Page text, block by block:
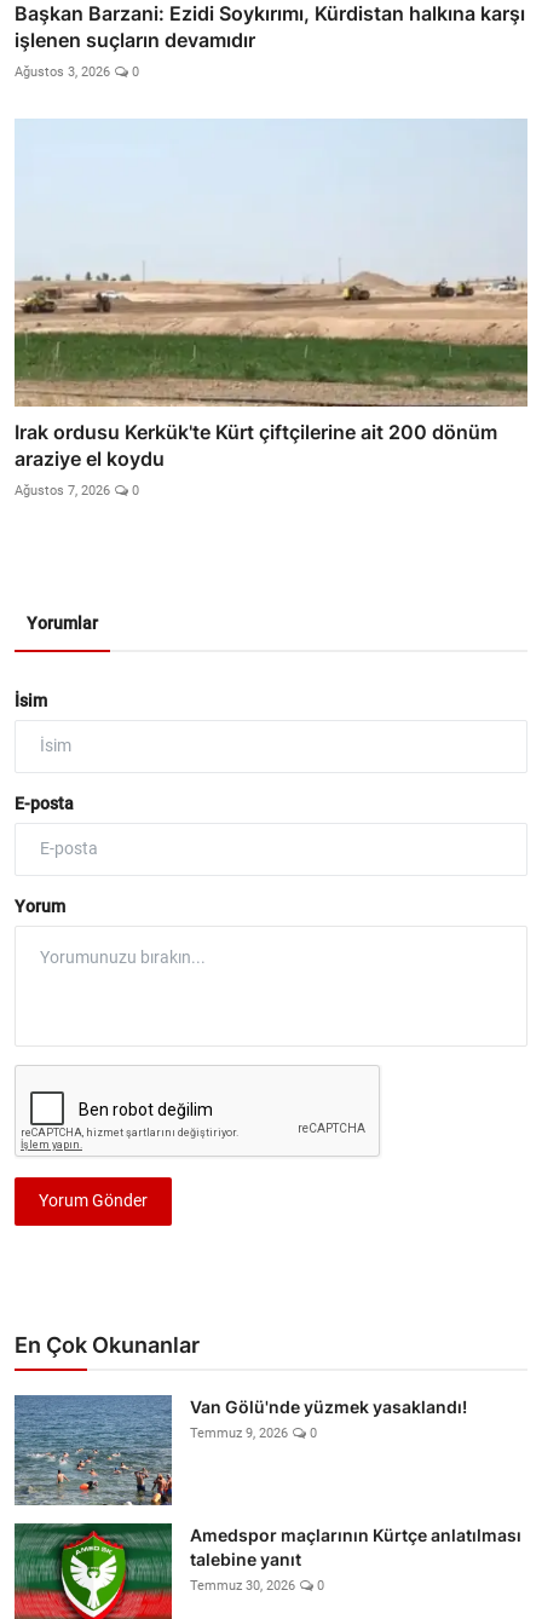
Başkan Barzani: Ezidi Soykırımı, Kürdistan halkına karşı
işlenen suçların devamıdır
Ağustos 3, 2026 0
Irak ordusu Kerkük'te Kürt çiftçilerine ait 200 dönüm
araziye el koydu
Ağustos 7, 2026 0
Yorumlar
İsim
E-posta
Yorum
Yorum Gönder
En Çok Okunanlar
Van Gölü'nde yüzmek yasaklandı!
Temmuz 9, 2026 0
Amedspor maçlarının Kürtçe anlatılması
talebine yanıt
Temmuz 30, 2026 0